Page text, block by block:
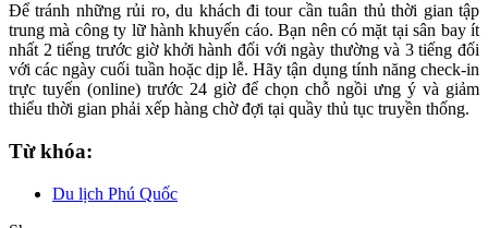
Để tránh những rủi ro, du khách đi tour cần tuân thủ thời gian tập
trung mà công ty lữ hành khuyến cáo. Bạn nên có mặt tại sân bay ít
nhất 2 tiếng trước giờ khởi hành đối với ngày thường và 3 tiếng đối
với các ngày cuối tuần hoặc dịp lễ. Hãy tận dụng tính năng check-in
trực tuyến (online) trước 24 giờ để chọn chỗ ngồi ưng ý và giảm
thiểu thời gian phải xếp hàng chờ đợi tại quầy thủ tục truyền thống.
Từ khóa:
Du lịch Phú Quốc